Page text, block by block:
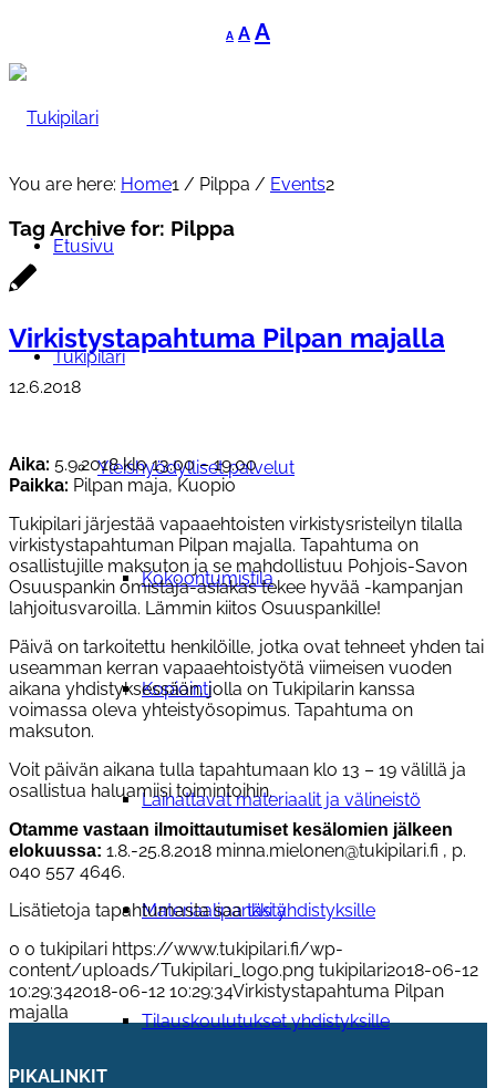
A
Decrease
font
A Reset
font
AIncrease
Etusivu
Tukipilari
Yleishyödylliset palvelut
Kokoontumistila
Kopiointi
Lainattavat materiaalit ja välineistö
Materiaalipankki yhdistyksille
Tilauskoulutukset yhdistyksille
You are here: Home1 / Pilppa / Events2
Tag Archive for: Pilppa
Virkistystapahtuma Pilpan majalla
12.6.2018
Aika: 5.9.2018 klo 13.00 – 19.00
Paikka: Pilpan maja, Kuopio
Tukipilari järjestää vapaaehtoisten virkistysristeilyn tilalla
virkistystapahtuman Pilpan majalla. Tapahtuma on
osallistujille maksuton ja se mahdollistuu Pohjois-Savon
Osuuspankin omistaja-asiakas tekee hyvää -kampanjan
lahjoitusvaroilla. Lämmin kiitos Osuuspankille!
Päivä on tarkoitettu henkilöille, jotka ovat tehneet yhden tai
useamman kerran vapaaehtoistyötä viimeisen vuoden
aikana yhdistyksessään, jolla on Tukipilarin kanssa
voimassa oleva yhteistyösopimus. Tapahtuma on
maksuton.
Voit päivän aikana tulla tapahtumaan klo 13 – 19 välillä ja
osallistua haluamiisi toimintoihin.
Otamme vastaan ilmoittautumiset kesälomien jälkeen
elokuussa: 1.8.-25.8.2018 minna.mielonen@tukipilari.fi , p.
040 557 4646.
Lisätietoja tapahtumasta saatästä.
0 0 tukipilari https://www.tukipilari.fi/wp-
content/uploads/Tukipilari_logo.png tukipilari2018-06-12
10:29:342018-06-12 10:29:34Virkistystapahtuma Pilpan
majalla
PIKALINKIT